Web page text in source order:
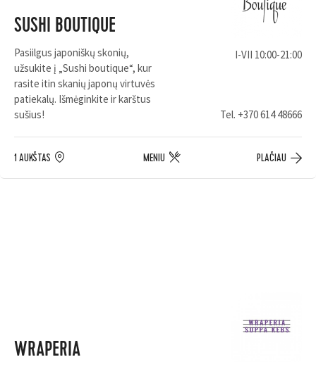
SUSHI BOUTIQUE
Pasiilgus japoniškų skonių,
užsukite į „Sushi boutique“, kur
rasite itin skanių japonų virtuvės
patiekalų. Išmėginkite ir karštus
sušius!
I-VII 10:00-21:00
Tel. +370 614 48666
1 AUKŠTAS MENIU PLAČIAU
WRAPERIA